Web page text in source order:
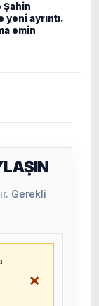
Şahin
ayrıntı.
emin
Gerekli
×